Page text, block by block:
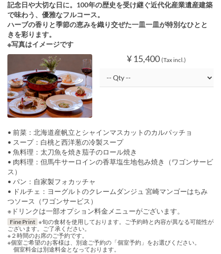
記念日や大切な日に。100年の歴史を受け継ぐ近代化産業遺産建築
で味わう、優雅なフルコース。
ハーブの香りと季節の恵みを織り交ぜた一皿一皿が特別なひとと
きを彩ります。
※写真はイメージです
¥ 15,400 (Tax incl.)
• 前菜：北海道産帆立とシャインマスカットのカルパッチョ
• スープ：白桃と西洋葱の冷製スープ
• 魚料理：太刀魚を焼き茄子のロール焼き
• 肉料理：但馬牛サーロインの香草塩生地包み焼き（ワゴンサービ
ス）
• パン：自家製フォカッチャ
• ドルチェ：ヨーグルトのクレームダンジュ 宮崎マンゴーはちみ
つソース（ワゴンサービス）
※ドリンクは一部オプション料金メニューがございます。
Fine Print ※旬の食材を使用しております。ご予約時と内容が異なる可能性が
ございます。ご了承ください。
※２時間のお席のご予約です。
※個室ご希望のお客様は、別途ご予約の「個室予約」をお選びください。
個室料金は別途料金となっております。